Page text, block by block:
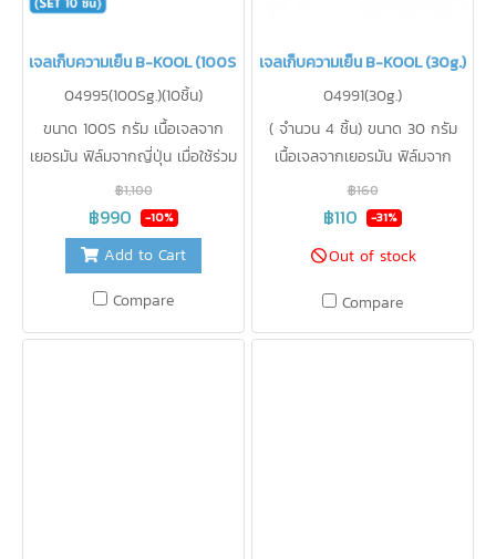
เจลเก็บความเย็น B-KOOL (100S g.)(copy)
04995(100Sg.)(10ชิ้น)
ขนาด 100S กรัม เนื้อเจลจาก
เยอรมัน ฟิล์มจากญี่ปุ่น เมื่อใช้ร่วม
กับกระเป๋าเก็บความเย็น B-KOOL
จะเก็บความเย็นได้ นาน 12 ชั่วโมง
(จำนวน 2 ชิ้น)ใช้รักษาความเย็น
แทนน้ำแข็ง ไม่ละลายเป็นน้ำ
สะดวกในการใช้งาน ปราศจากสาร
฿1,100
฿990 -10%
Add to Cart
Compare
เจลเก็บความเย็น B-KOOL (30g.)
04991(30g.)
( จำนวน 4 ชิ้น) ขนาด 30 กรัม
เนื้อเจลจากเยอรมัน ฟิล์มจาก
ญี่ปุ่น ใช้รักษาความเย็นแทนน้ำแข็ง
ไม่ละลายเป็นน้ำ สะดวกในการใช้
สำหรับอาหารสามารถนำกลับมาใช้
ใหม่ได้บ่อยเท่าที่ต้องการ
฿160
฿110 -31%
Out of stock
Compare